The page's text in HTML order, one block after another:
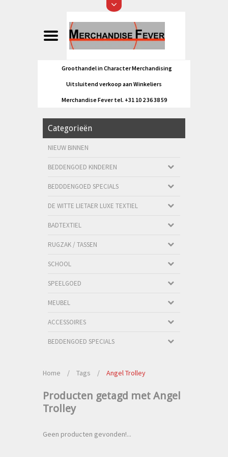
Groothandel in Character Merchandising
Uitsluitend verkoop aan Winkeliers
Merchandise Fever tel. +31 10 2 36 38 59
Categorieën
NIEUW BINNEN
BEDDENGOED KINDEREN
BEDDDENGOED SPECIALS
DE WITTE LIETAER LUXE TEXTIEL
BADTEXTIEL
RUGZAK / TASSEN
SCHOOL
SPEELGOED
MEUBEL
ACCESSOIRES
BEDDENGOED SPECIALS
Home / Tags / Angel Trolley
Producten getagd met Angel
Trolley
Geen producten gevonden!...